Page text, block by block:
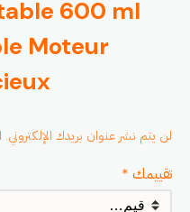
600 ml
Moteur
لن يتم نشر عنوان بريدك الإلكتروني.
تقييمك *